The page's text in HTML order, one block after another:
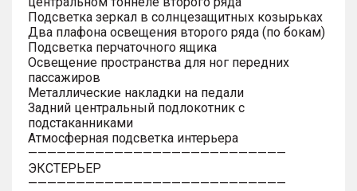
Подсветка зеркал в солнцезащитных козырьках
Два плафона освещения второго ряда (по бокам)
Подсветка перчаточного ящика
Освещение пространства для ног передних
пассажиров
Металлические накладки на педали
Задний центральный подлокотник с
подстаканниками
Атмосферная подсветка интерьера
———————————————————————————
ЭКСТЕРЬЕР
———————————————————————————